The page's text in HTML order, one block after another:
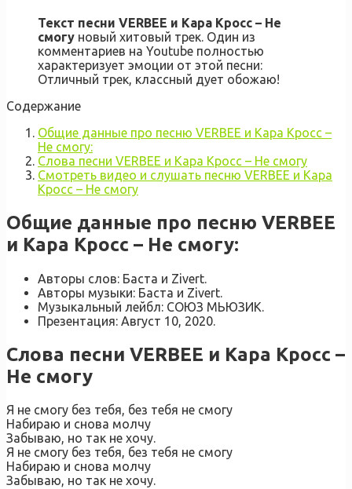
Текст песни VERBEE и Кара Кросс – Не
смогу новый хитовый трек. Один из
комментариев на Youtube полностью
характеризует эмоции от этой песни:
Отличный трек, классный дует обожаю!
Содержание
Общие данные про песню VERBEE и Кара Кросс –
Не смогу:
Слова песни VERBEE и Кара Кросс – Не смогу
Смотреть видео и слушать песню VERBEE и Кара
Кросс – Не смогу
Общие данные про песню VERBEE
и Кара Кросс – Не смогу:
Авторы слов: Баста и Zivert.
Авторы музыки: Баста и Zivert.
Музыкальный лейбл: СОЮЗ МЬЮЗИК.
Презентация: Август 10, 2020.
Слова песни VERBEE и Кара Кросс –
Не смогу
Я не смогу без тебя, без тебя не смогу
Набираю и снова молчу
Забываю, но так не хочу.
Я не смогу без тебя, без тебя не смогу
Набираю и снова молчу
Забываю, но так не хочу.